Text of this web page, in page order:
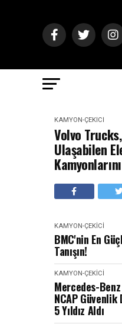
KAMYON-ÇEKICI
Volvo
Ulaşabilen
KAMYON-ÇEKICI
BMC'nin En
Tanışın!
KAMYON-ÇEKICI
Mercedes-
NCAP
5 Yıldız Aldı